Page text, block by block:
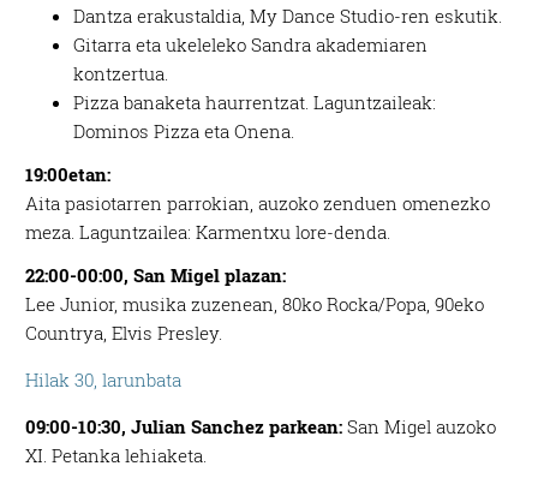
Dantza erakustaldia, My Dance Studio-ren eskutik.
Gitarra eta ukeleleko Sandra akademiaren
kontzertua.
Pizza banaketa haurrentzat. Laguntzaileak:
Dominos Pizza eta Onena.
19:00etan:
Aita pasiotarren parrokian, auzoko zenduen omenezko
meza. Laguntzailea: Karmentxu lore-denda.
22:00-00:00, San Migel plazan:
Lee Junior, musika zuzenean, 80ko Rocka/Popa, 90eko
Countrya, Elvis Presley.
Hilak 30, larunbata
09:00-10:30, Julian Sanchez parkean:San Migel auzoko
XI. Petanka lehiaketa.